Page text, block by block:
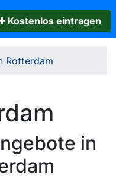
Kostenlos eintragen
Rotterdam
in